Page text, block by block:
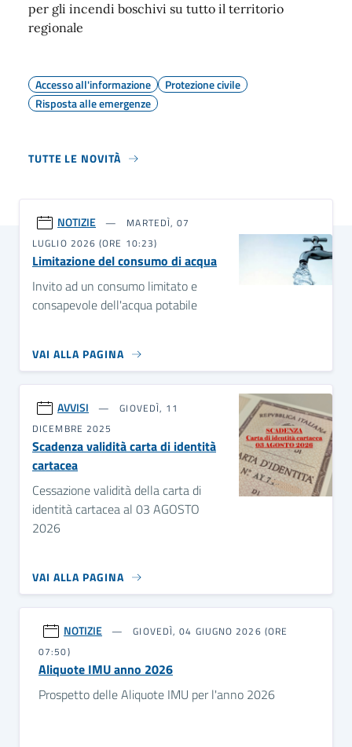
per gli incendi boschivi su tutto il territorio
regionale
Accesso all'informazione
Protezione civile
Risposta alle emergenze
TUTTE LE NOVITÀ
NOTIZIE
MARTEDÌ, 07
LUGLIO 2026 (ORE 10:23)
Limitazione del consumo di acqua
Invito ad un consumo limitato e
consapevole dell'acqua potabile
VAI ALLA PAGINA
AVVISI
GIOVEDÌ, 11
DICEMBRE 2025
Scadenza validità carta di identità
cartacea
Cessazione validità della carta di
identità cartacea al 03 AGOSTO
2026
VAI ALLA PAGINA
NOTIZIE
GIOVEDÌ, 04 GIUGNO 2026 (ORE
07:50)
Aliquote IMU anno 2026
Prospetto delle Aliquote IMU per l'anno 2026